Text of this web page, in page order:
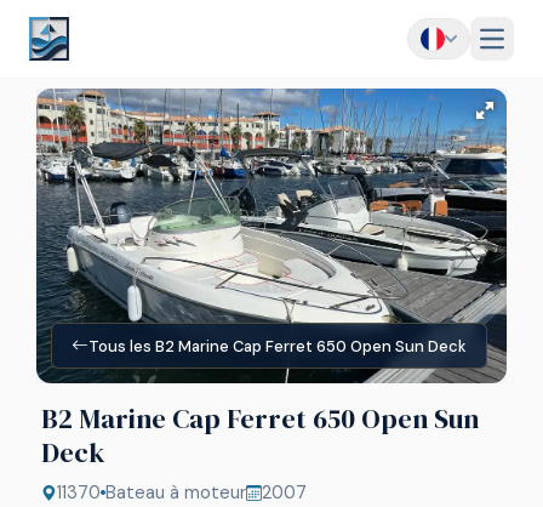
Menu
Tous les B2 Marine Cap Ferret 650 Open Sun Deck
B2 Marine Cap Ferret 650 Open Sun
Deck
11370 Bateau à moteur 2007